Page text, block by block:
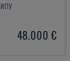
48.000 €